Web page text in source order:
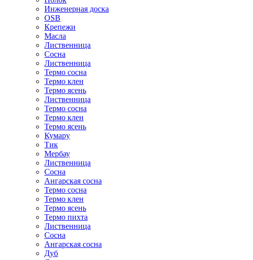
Инженерная доска
OSB
Крепежи
Масла
Лиственница
Сосна
Лиственница
Термо сосна
Термо клен
Термо ясень
Лиственница
Термо сосна
Термо клен
Термо ясень
Кумару
Тик
Мербау
Лиственница
Сосна
Ангарская сосна
Термо сосна
Термо клен
Термо ясень
Термо пихта
Лиственница
Сосна
Ангарская сосна
Дуб